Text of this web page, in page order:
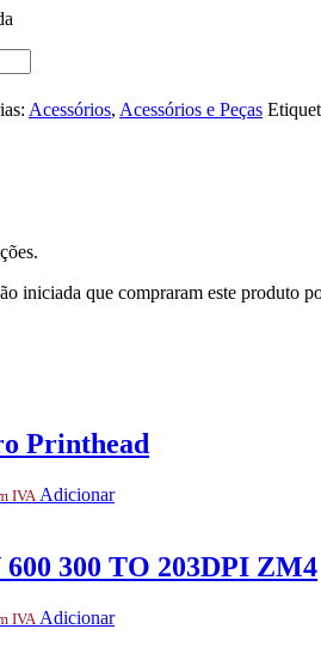
Acessórios, Acessórios e Peças
iniciada que compraram este produto
Printhead
IVA Adicionar
300 TO 203DPI ZM4
IVA Adicionar